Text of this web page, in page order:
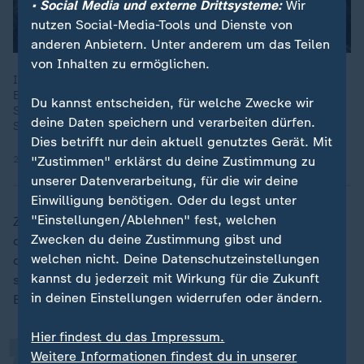
In Borodjanka nahe Kiew wurden bei einem russischen Angriff
Ende Februar 2022 viele Häuser zerstört. Nun erwacht die
Stadt langsam wieder zum Leben, mit Kulturhaus und
Schutzräumen.
22.12.2025 | 2:00 min
Zur Rolle der USA sagt Melnyk: "Wir haben gesehen,
dass die Amerikaner in den letzten Wochen nicht nur
diese wichtige Vermittlungsrolle spielen, sondern dass
sie auch [...] Sanktionen gegen russische
Energieunternehmen eingeführt haben."
„
• Social Media und externe Drittsysteme:Wir
nutzen Social-Media-Tools und Dienste von
anderen Anbietern. Unter anderem um das Teilen
von Inhalten zu ermöglichen.
Du kannst entscheiden, für welche Zwecke wir
deine Daten speichern und verarbeiten dürfen.
Dies betrifft nur dein aktuell genutztes Gerät. Mit
"Zustimmen" erklärst du deine Zustimmung zu
unserer Datenverarbeitung, für die wir deine
Einwilligung benötigen. Oder du legst unter
"Einstellungen/Ablehnen" fest, welchen
Zwecken du deine Zustimmung gibst und
welchen nicht. Deine Datenschutzeinstellungen
kannst du jederzeit mit Wirkung für die Zukunft
in deinen Einstellungen widerrufen oder ändern.
Hier findest du das Impressum.
Weitere Informationen findest du in unserer